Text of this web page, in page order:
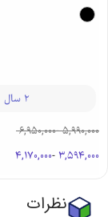
2 سال
5,990,000
-
6,950,000
3,594,000
-
4,170,000
نظرات